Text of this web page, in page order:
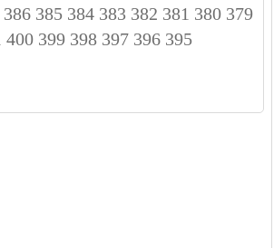
379
380
381
382
383
384
385
386
395
396
397
398
399
400